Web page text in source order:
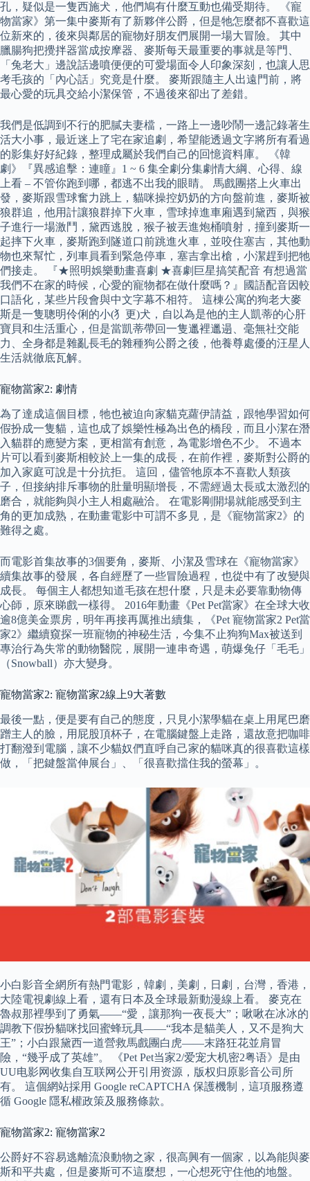
孔，疑似是一隻西施犬，他們鳩有什麼互動也備受期待。 《寵
物當家》第一集中麥斯有了新夥伴公爵，但是牠怎麼都不喜歡這
位新來的，後來與鄰居的寵物好朋友們展開一場大冒險。 其中
臘腸狗把攪拌器當成按摩器、麥斯每天最重要的事就是等門、
「兔老大」邊說話邊噴便便的可愛場面令人印象深刻，也讓人思
考毛孩的「內心話」究竟是什麼。 麥斯跟隨主人出遠門前，將
最心愛的玩具交給小潔保管，不過後來卻出了差錯。
我們是低調到不行的肥膩夫妻檔，一路上一邊吵鬧一邊記錄著生
活大小事，最近迷上了宅在家追劇，希望能透過文字將所有看過
的影集好好紀錄，整理成屬於我們自己的回憶資料庫。 《韓
劇》『異感追擊：連瞳』1 ~ 6 集全劇分集劇情大綱、心得、線
上看 – 不管你跑到哪，都逃不出我的眼睛。 馬戲團搭上火車出
發，麥斯跟雪球奮力跳上，貓咪操控奶奶的方向盤前進，麥斯被
狼群追，他用計讓狼群掉下火車，雪球掉進車廂遇到黛西，與猴
子進行一場激鬥，黛西逃脫，猴子被丟進炮桶噴射，撞到麥斯一
起摔下火車，麥斯跑到隧道口前跳進火車，並咬住塞吉，其他動
物也來幫忙，列車員看到緊急停車，塞吉拿出槍，小潔趕到把牠
們接走。 『★照明娛樂動畫喜劇 ★喜劇巨星搞笑配音 有想過當
我們不在家的時候，心愛的寵物都在做什麼嗎？』國語配音因較
口語化，某些片段會與中文字幕不相符。 這棟公寓的狗老大麥
斯是一隻聰明伶俐的小(犭更)犬，自以為是他的主人凱蒂的心肝
寶貝和生活重心，但是當凱蒂帶回一隻邋裡邋遢、毫無社交能
力、全身都是雜亂長毛的雜種狗公爵之後，他養尊處優的汪星人
生活就徹底瓦解。
寵物當家2: 劇情
為了達成這個目標，牠也被迫向家貓克蘿伊請益，跟牠學習如何
假扮成一隻貓，這也成了娛樂性極為出色的橋段，而且小潔在潛
入貓群的應變方案，更相當有創意，為電影增色不少。 不過本
片可以看到麥斯相較於上一集的成長，在前作裡，麥斯對公爵的
加入家庭可說是十分抗拒。 這回，儘管牠原本不喜歡人類孩
子，但接納排斥事物的肚量明顯增長，不需經過太長或太激烈的
磨合，就能夠與小主人相處融洽。 在電影剛開場就能感受到主
角的更加成熟，在動畫電影中可謂不多見，是《寵物當家2》的
難得之處。
而電影首集故事的3個要角，麥斯、小潔及雪球在《寵物當家》
續集故事的發展，各自經歷了一些冒險過程，也從中有了改變與
成長。 每個主人都想知道毛孩在想什麼，只是未必要靠動物傳
心師，原來睇戲一樣得。 2016年動畫《Pet Pet當家》在全球大收
逾8億美金票房，明年再接再厲推出續集，《Pet 寵物當家2 Pet當
家2》繼續窺探一班寵物的神秘生活，今集不止狗狗Max被送到
專治行為失常的動物醫院，展開一連串奇遇，萌爆兔仔「毛毛」
（Snowball）亦大變身。
寵物當家2: 寵物當家2線上9大著數
最後一點，便是要有自己的態度，只見小潔學貓在桌上用尾巴磨
蹭主人的臉，用屁股頂杯子，在電腦鍵盤上走路，還故意把咖啡
打翻潑到電腦，讓不少貓奴們直呼自己家的貓咪真的很喜歡這樣
做，「把鍵盤當伸展台」、「很喜歡擋住我的螢幕」。
小白影音全網所有熱門電影，韓劇，美劇，日劇，台灣，香港，
大陸電視劇線上看，還有日本及全球最新動漫線上看。 麥克在
魯叔那裡學到了勇氣——“愛，讓那狗一夜長大”；啾啾在冰冰的
調教下假扮貓咪找回蜜蜂玩具——“我本是貓美人，又不是狗大
王”；小白跟黛西一道營救馬戲團白虎——末路狂花並肩冒
險，“幾乎成了英雄”。 《Pet Pet当家2/爱宠大机密2粤语》是由
UU电影网收集自互联网公开引用资源，版权归原影音公司所
有。 這個網站採用 Google reCAPTCHA 保護機制，這項服務遵
循 Google 隱私權政策及服務條款。
寵物當家2: 寵物當家2
公爵好不容易逃離流浪動物之家，很高興有一個家，以為能與麥
斯和平共處，但是麥斯可不這麼想，一心想死守住他的地盤。